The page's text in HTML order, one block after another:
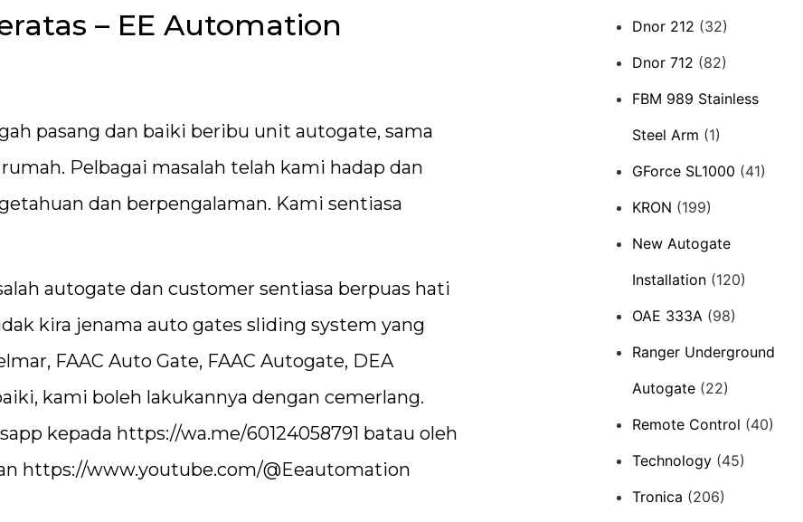
– EE Automation
pasang dan baiki beribu unit autogate, sama
Pelbagai masalah telah kami hadap dan
dan berpengalaman. Kami sentiasa
autogate dan customer sentiasa berpuas hati
kira jenama auto gates sliding system yang
FAAC Auto Gate, FAAC Autogate, DEA
kami boleh lakukannya dengan cemerlang.
kepada https://wa.me/60124058791 batau oleh
https://www.youtube.com/@Eeautomation
Dnor 212 (32)
Dnor 712 (82)
FBM 989 Stainless
Steel Arm (1)
GForce SL1000 (41)
KRON (199)
New Autogate
Installation(120)
OAE 333A (98)
Ranger Underground
Autogate(22)
Remote Control (40)
Technology(45)
Tronica (206)